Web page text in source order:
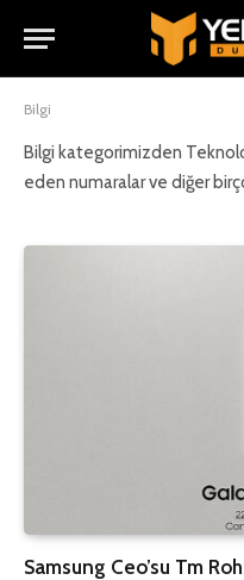
Bilgi
Bilgi kategorimizden
eden numaralar ve diğer
Samsung Ceo’su Tm